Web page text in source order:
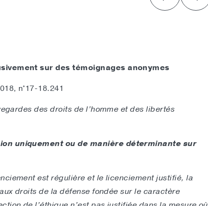
sur des témoignages anonymes
n°17-18.241
des droits de l’homme et des libertés
uniquement ou de manière déterminante sur
est régulière et le licenciement justifié, la
droits de la défense fondée sur le caractère